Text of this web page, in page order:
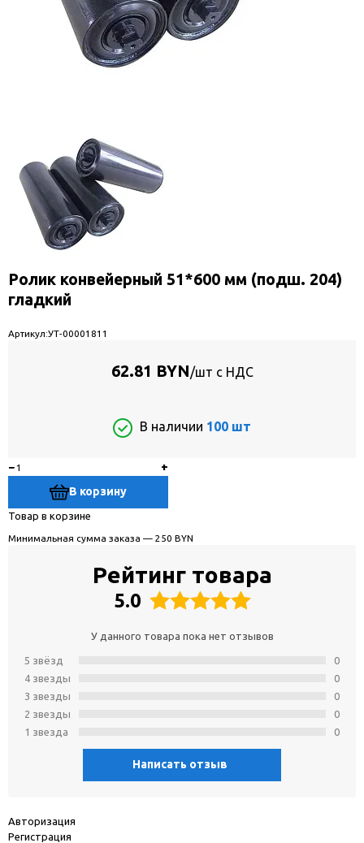
Ролик конвейерный 51*600 мм (подш. 204)
гладкий
Артикул:УТ-00001811
62.81 BYN/шт с НДС
В наличии 100 шт
−
+
В корзину
Товар в корзине
Минимальная сумма заказа — 250 BYN
Рейтинг товара
5.0
У данного товара пока нет отзывов
5 звёзд
4 звeзды
3 звeзды
2 звeзды
1 звeзда
0
0
0
0
0
Написать отзыв
Авторизация
Регистрация